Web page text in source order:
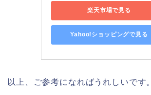
楽天市場で見る
Yahoo!ショッピングで見る
以上、ご参考になればうれしいです。